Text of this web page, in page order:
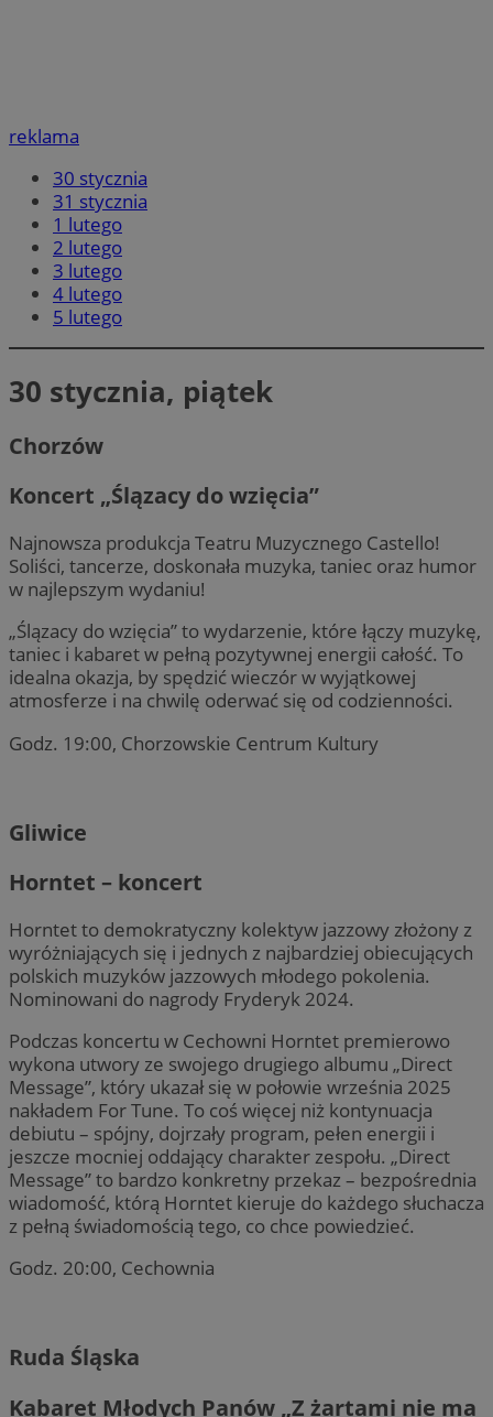
reklama
30 stycznia
31 stycznia
1 lutego
2 lutego
3 lutego
4 lutego
5 lutego
30 stycznia, piątek
Chorzów
Koncert „Ślązacy do wzięcia”
Najnowsza produkcja Teatru Muzycznego Castello!
Soliści, tancerze, doskonała muzyka, taniec oraz humor
w najlepszym wydaniu!
„Ślązacy do wzięcia” to wydarzenie, które łączy muzykę,
taniec i kabaret w pełną pozytywnej energii całość. To
idealna okazja, by spędzić wieczór w wyjątkowej
atmosferze i na chwilę oderwać się od codzienności.
Godz. 19:00, Chorzowskie Centrum Kultury
Gliwice
Horntet – koncert
Horntet to demokratyczny kolektyw jazzowy złożony z
wyróżniających się i jednych z najbardziej obiecujących
polskich muzyków jazzowych młodego pokolenia.
Nominowani do nagrody Fryderyk 2024.
Podczas koncertu w Cechowni Horntet premierowo
wykona utwory ze swojego drugiego albumu „Direct
Message”, który ukazał się w połowie września 2025
nakładem For Tune. To coś więcej niż kontynuacja
debiutu – spójny, dojrzały program, pełen energii i
jeszcze mocniej oddający charakter zespołu. „Direct
Message” to bardzo konkretny przekaz – bezpośrednia
wiadomość, którą Horntet kieruje do każdego słuchacza
z pełną świadomością tego, co chce powiedzieć.
Godz. 20:00, Cechownia
Ruda Śląska
Kabaret Młodych Panów „Z żartami nie ma